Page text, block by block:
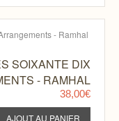
SOIXANTE DIX
- RAMHAL
38,00€